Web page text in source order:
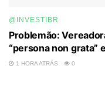
@INVESTIBR
Problemão:
“persona non grata”
1 HORA ATRÁS 0